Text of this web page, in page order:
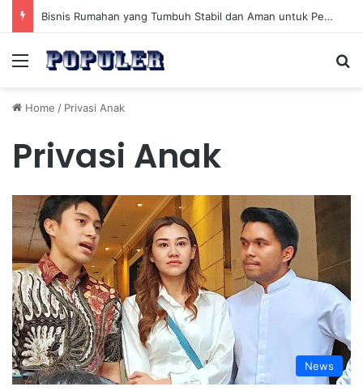
Bisnis Rumahan yang Tumbuh Stabil dan Aman untuk Pendapatan Jangka Panjang
Menu
Home / Privasi Anak
Privasi Anak
News